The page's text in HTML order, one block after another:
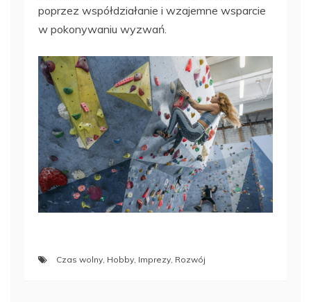
poprzez współdziałanie i wzajemne wsparcie
w pokonywaniu wyzwań.
Czas wolny, Hobby, Imprezy, Rozwój